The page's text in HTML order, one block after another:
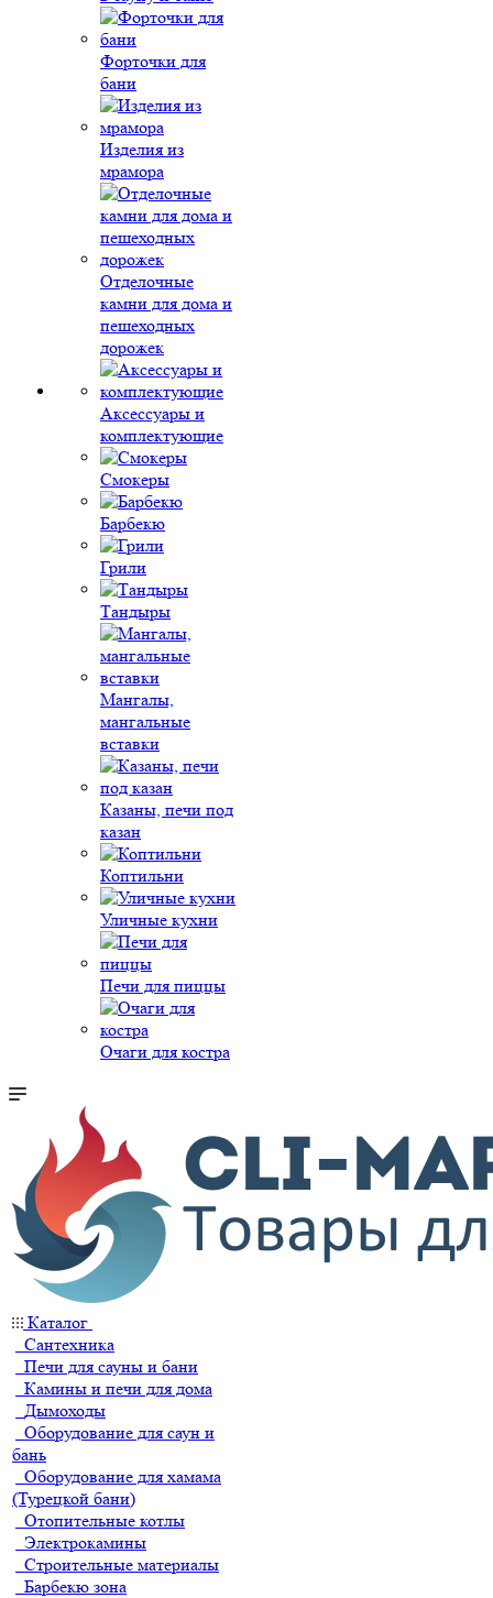
Форточки для
бани
Изделия из
мрамора
Отделочные
камни для дома и
пешеходных
дорожек
Аксессуары и
комплектующие
Смокеры
Барбекю
Грили
Тандыры
Мангалы,
мангальные
вставки
Казаны, печи под
казан
Коптильни
Уличные кухни
Печи для пиццы
Очаги для костра
Каталог
Сантехника
Печи для сауны и бани
Камины и печи для дома
Дымоходы
Оборудование для саун и
бань
Оборудование для хамама
(Турецкой бани)
Отопительные котлы
Электрокамины
Строительные материалы
Барбекю зона